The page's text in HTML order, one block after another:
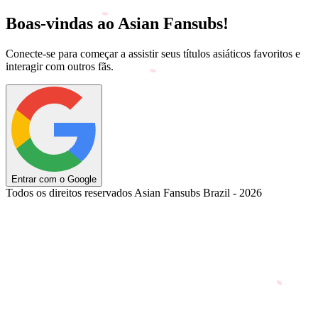
Boas-vindas ao Asian Fansubs!
Conecte-se para começar a assistir seus títulos asiáticos favoritos e
interagir com outros fãs.
Entrar com o Google
Todos os direitos reservados Asian Fansubs Brazil - 2026